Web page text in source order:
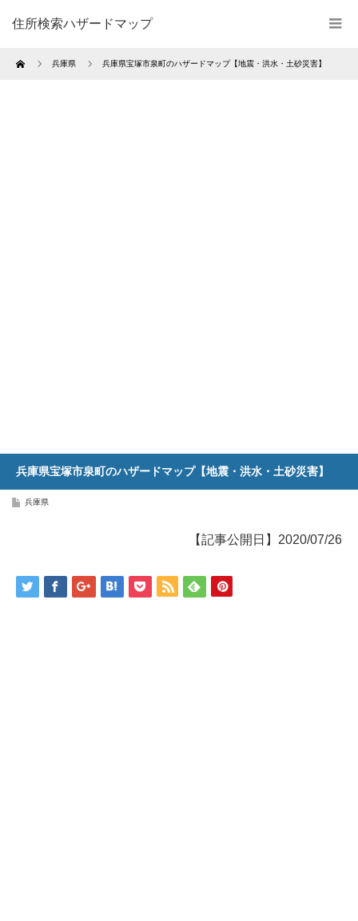
住所検索ハザードマップ
Home 兵庫県 兵庫県宝塚市泉町のハザードマップ【地震・洪水・土砂災害】
兵庫県宝塚市泉町のハザードマップ【地震・洪水・土砂災害】
兵庫県
【記事公開日】2020/07/26